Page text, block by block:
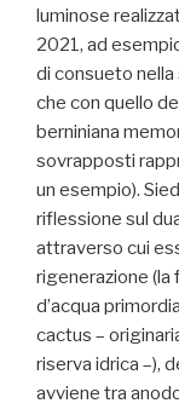
luminose
2021, ad
di consueto
che con quello
berniniana
sovrapposti
un esempio).
riflessione sul
attraverso cui
rigenerazione (la
d’acqua
cactus –
riserva idrica –),
avviene tra